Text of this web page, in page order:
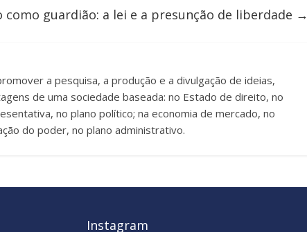
como guardião: a lei e a presunção de liberdade →
a pesquisa, a produção e a divulgação de ideias,
de uma sociedade baseada: no Estado de direito, no
no plano político; na economia de mercado, no
do poder, no plano administrativo.
Instagram